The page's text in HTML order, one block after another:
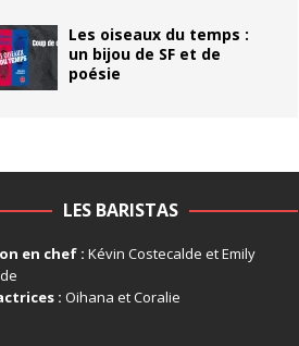
Les oiseaux du temps :
un bijou de SF et de
poésie
LES BARISTAS
en chef : Kévin Costecalde et Emily
: Oihana et Coralie